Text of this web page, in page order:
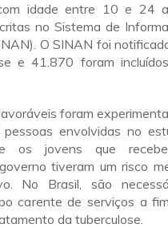
idade entre 10 e 24
no Sistema de
O SINAN foi
e 41.870 foram
foram
envolvidas no
os jovens que
tiveram um risco
No Brasil, são
carente de serviços a
da tuberculose.